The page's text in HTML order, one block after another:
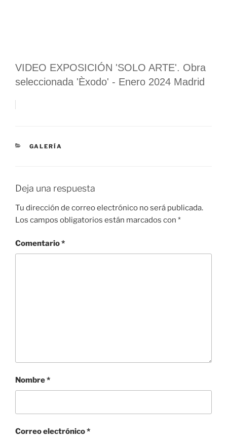
VIDEO EXPOSICIÓN 'SOLO ARTE'. Obra
seleccionada 'Èxodo' - Enero 2024 Madrid
CATEGORÍAS
GALERÍA
Deja una respuesta
Tu dirección de correo electrónico no será publicada.
Los campos obligatorios están marcados con *
Comentario*
Nombre*
Correo electrónico*